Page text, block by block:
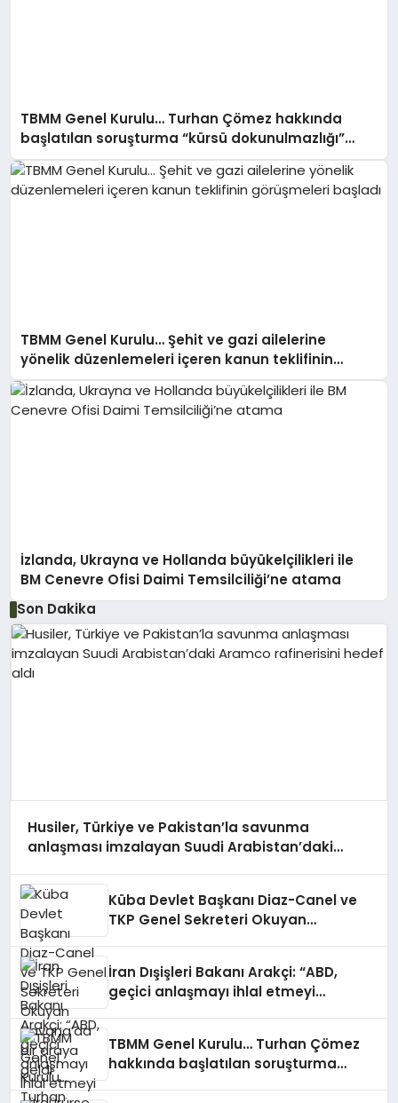
TBMM Genel Kurulu… Turhan Çömez hakkında
başlatılan soruşturma “kürsü dokunulmazlığı”
tartışmasına neden oldu
TBMM Genel Kurulu… Şehit ve gazi ailelerine
yönelik düzenlemeleri içeren kanun teklifinin
görüşmeleri başladı
İzlanda, Ukrayna ve Hollanda büyükelçilikleri ile
BM Cenevre Ofisi Daimi Temsilciliği’ne atama
Son Dakika
Husiler, Türkiye ve Pakistan’la savunma
anlaşması imzalayan Suudi Arabistan’daki
Küba Devlet Başkanı Diaz-Canel ve
TKP Genel Sekreteri Okuyan
İran Dışişleri Bakanı Arakçi: “ABD,
geçici anlaşmayı ihlal etmeyi
TBMM Genel Kurulu… Turhan Çömez
hakkında başlatılan soruşturma